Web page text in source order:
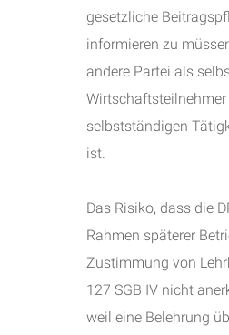
gesetzliche
informieren zu
andere Partei als
selbstständigen
ist.
Das Risiko, dass die
Rahmen späterer
Zustimmung von
127 SGB IV nicht
weil eine Belehrung